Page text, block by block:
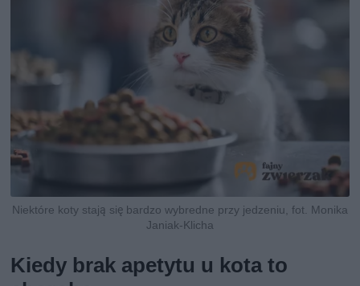
Niektóre koty stają się bardzo wybredne przy jedzeniu, fot. Monika
Janiak-Klicha
Kiedy brak apetytu u kota to